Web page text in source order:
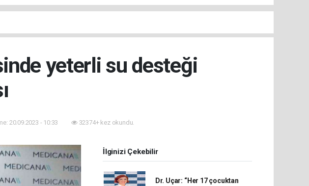
yeterli su desteği
20.09.2023 - 10:33 32374+ kez okundu.
İlginizi Çekebilir
Dr. Uçar: “Her 17 çocuktan